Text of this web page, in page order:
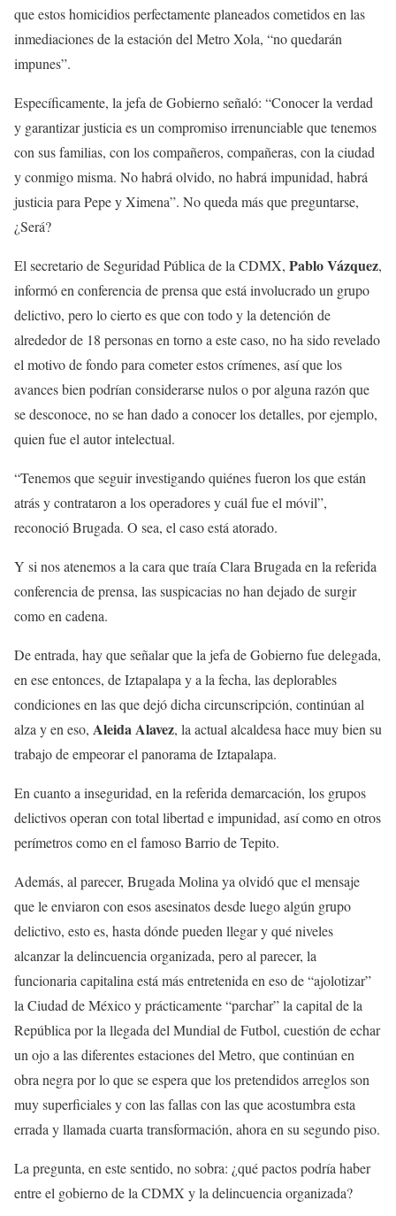
que estos homicidios perfectamente planeados cometidos en las
inmediaciones de la estación del Metro Xola, “no quedarán
impunes”.
Específicamente, la jefa de Gobierno señaló: “Conocer la verdad
y garantizar justicia es un compromiso irrenunciable que tenemos
con sus familias, con los compañeros, compañeras, con la ciudad
y conmigo misma. No habrá olvido, no habrá impunidad, habrá
justicia para Pepe y Ximena”. No queda más que preguntarse,
¿Será?
El secretario de Seguridad Pública de la CDMX, Pablo Vázquez,
informó en conferencia de prensa que está involucrado un grupo
delictivo, pero lo cierto es que con todo y la detención de
alrededor de 18 personas en torno a este caso, no ha sido revelado
el motivo de fondo para cometer estos crímenes, así que los
avances bien podrían considerarse nulos o por alguna razón que
se desconoce, no se han dado a conocer los detalles, por ejemplo,
quien fue el autor intelectual.
“Tenemos que seguir investigando quiénes fueron los que están
atrás y contrataron a los operadores y cuál fue el móvil”,
reconoció Brugada. O sea, el caso está atorado.
Y si nos atenemos a la cara que traía Clara Brugada en la referida
conferencia de prensa, las suspicacias no han dejado de surgir
como en cadena.
De entrada, hay que señalar que la jefa de Gobierno fue delegada,
en ese entonces, de Iztapalapa y a la fecha, las deplorables
condiciones en las que dejó dicha circunscripción, continúan al
alza y en eso, Aleida Alavez, la actual alcaldesa hace muy bien su
trabajo de empeorar el panorama de Iztapalapa.
En cuanto a inseguridad, en la referida demarcación, los grupos
delictivos operan con total libertad e impunidad, así como en otros
perímetros como en el famoso Barrio de Tepito.
Además, al parecer, Brugada Molina ya olvidó que el mensaje
que le enviaron con esos asesinatos desde luego algún grupo
delictivo, esto es, hasta dónde pueden llegar y qué niveles
alcanzar la delincuencia organizada, pero al parecer, la
funcionaria capitalina está más entretenida en eso de “ajolotizar”
la Ciudad de México y prácticamente “parchar” la capital de la
República por la llegada del Mundial de Futbol, cuestión de echar
un ojo a las diferentes estaciones del Metro, que continúan en
obra negra por lo que se espera que los pretendidos arreglos son
muy superficiales y con las fallas con las que acostumbra esta
errada y llamada cuarta transformación, ahora en su segundo piso.
La pregunta, en este sentido, no sobra: ¿qué pactos podría haber
entre el gobierno de la CDMX y la delincuencia organizada?